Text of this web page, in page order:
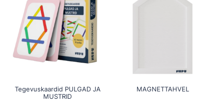
Tegevuskaardid PULGAD JA
MUSTRID
MAGNETTAHVEL